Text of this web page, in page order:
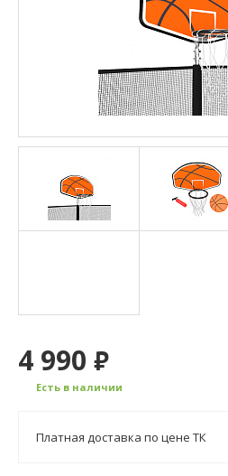
4 990 ₽
Есть в наличии
Платная доставка по цене ТК